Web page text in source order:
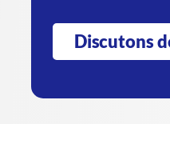
Discutons